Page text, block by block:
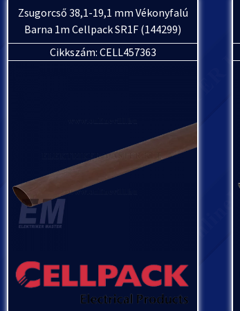
Zsugorcső 38,1-19,1 mm Vékonyfalú
Barna 1m Cellpack SR1F (144299)
Cikkszám: CELL457363